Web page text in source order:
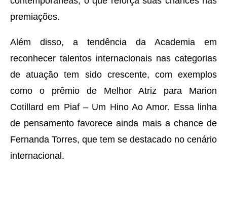
premiações.
Além disso, a tendência da Academia em
reconhecer talentos internacionais nas categorias
de atuação tem sido crescente, com exemplos
como o prêmio de Melhor Atriz para Marion
Cotillard em Piaf – Um Hino Ao Amor. Essa linha
de pensamento favorece ainda mais a chance de
Fernanda Torres, que tem se destacado no cenário
internacional.